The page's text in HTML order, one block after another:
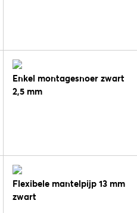
Enkel montagesnoer zwart
2,5 mm
Flexibele mantelpijp 13 mm
zwart